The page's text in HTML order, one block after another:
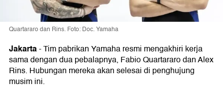
Quartararo dan Rins. Foto: Doc. Yamaha
Jakarta-Tim pabrikan Yamaha resmi mengakhiri kerja
sama dengan dua pebalapnya, Fabio Quartararo dan Alex
Rins. Hubungan mereka akan selesai di penghujung
musim ini.